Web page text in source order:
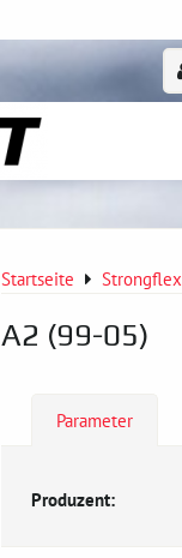
Startseite Strongflex
A2 (99-05)
Parameter
Produzent: